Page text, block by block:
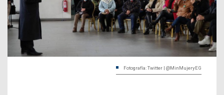
Fotografía: Twitter | @MinMujeryEG